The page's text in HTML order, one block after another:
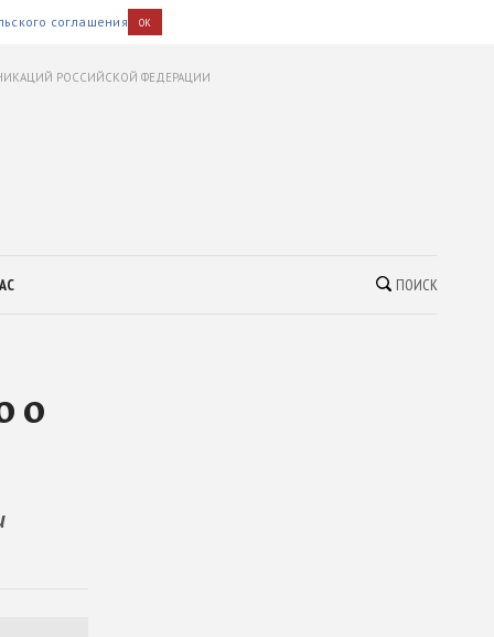
соглашения OK
РОССИЙСКОЙ ФЕДЕРАЦИИ
ПОИСК
о